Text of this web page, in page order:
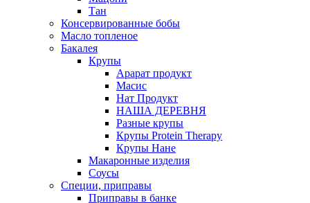
Тан
Консервированные бобы
Масло топленое
Бакалея
Крупы
Арарат продукт
Масис
Нат Продукт
НАША ДЕРЕВНЯ
Разные крупы
Крупы Protein Therapy
Крупы Нане
Макаронные изделия
Соусы
Специи, приправы
Приправы в банке